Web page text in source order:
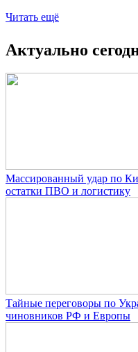
Читать ещё
Актуально
Массированный удар по
остатки ПВО и логистику
Тайные переговоры по
чиновников РФ и Европы